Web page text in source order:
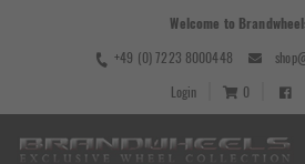
Welcome to
+49 (0) 7223 8000448
Login
0